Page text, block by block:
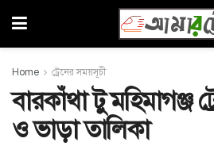
Home ট্রেনের সময়সূচী
বারকাঁথা টু মহিমাগঞ্জ
ও ভাড়া তালিকা